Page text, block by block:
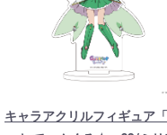
キャラアクリルフィギュア